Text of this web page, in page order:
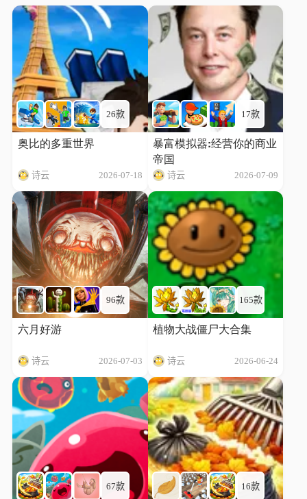
26款
奥比的多重世界
诗云 2026-07-18
17款
暴富模拟器:经营你的商业
帝国
诗云 2026-07-09
96款
六月好游
诗云 2026-07-03
165款
植物大战僵尸大合集
诗云 2026-06-24
67款 16款